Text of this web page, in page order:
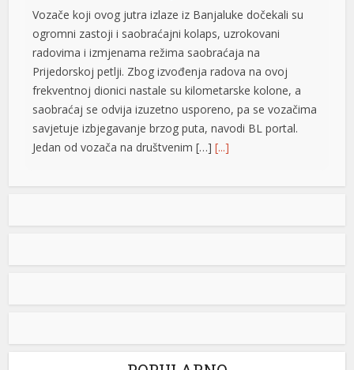
Vozače koji ovog jutra izlaze iz Banjaluke dočekali su
ogromni zastoji i saobraćajni kolaps, uzrokovani
radovima i izmjenama režima saobraćaja na
Prijedorskoj petlji. Zbog izvođenja radova na ovoj
frekventnoj dionici nastale su kilometarske kolone, a
saobraćaj se odvija izuzetno usporeno, pa se vozačima
savjetuje izbjegavanje brzog puta, navodi BL portal.
Jedan od vozača na društvenim […][...]
Pripremite kišobrane: Nakon vrelog dana stižu pljuskovi i
Stanovnike Republike Srpske i Bosne i Hercegovine
u poslijepodnevnim i večernjim časovima u pojedinim
preovladavaće pretežno sunčano vrijeme, dok se sa